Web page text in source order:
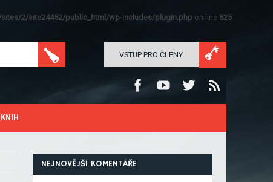
2/site24452/public_html/wp-includes/plugin.php on line 525
VSTUP PRO ČLENY
NEJNOVĚJŠÍ KOMENTÁŘE